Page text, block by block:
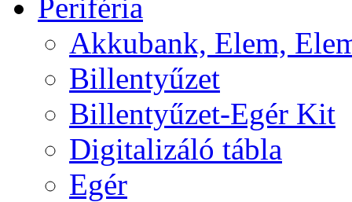
Periféria
Akkubank, Elem,
Billentyűzet
Billentyűzet-Egér Kit
Digitalizáló tábla
Egér